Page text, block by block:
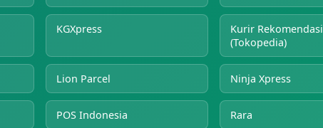
KGXpress
Kurir Rekomendasi
(Tokopedia)
Lion Parcel Ninja Xpress
POS Indonesia Rara